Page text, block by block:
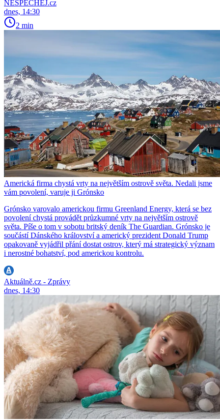
NESPECHEJ.cz
dnes, 14:30
2 min
Americká firma chystá vrty na největším ostrově světa. Nedali jsme
vám povolení, varuje ji Grónsko
Grónsko varovalo americkou firmu Greenland Energy, která se bez
povolení chystá provádět průzkumné vrty na největším ostrově
světa. Píše o tom v sobotu britský deník The Guardian. Grónsko je
součástí Dánského království a americký prezident Donald Trump
opakovaně vyjádřil přání dostat ostrov, který má strategický význam
i nerostné bohatství, pod americkou kontrolu.
Aktuálně.cz - Zprávy
dnes, 14:30